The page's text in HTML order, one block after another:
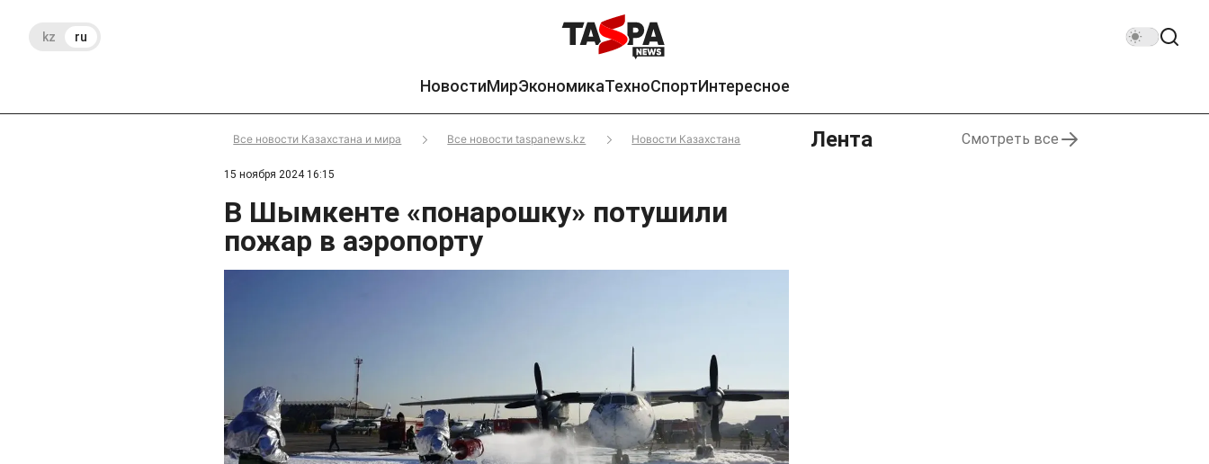
kz ru
НовостиМирЭкономикаТехноСпортИнтересное
Все новости Казахстана и мира Все новости taspanews.kz Новости Казахстана
15 ноября 2024 16:15
В Шымкенте «понарошку» потушили
пожар в аэропорту
Лента Смотреть все